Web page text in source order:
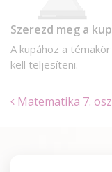
Szerezd meg a
A kupához a
kell teljesíteni.
Matematika 7.